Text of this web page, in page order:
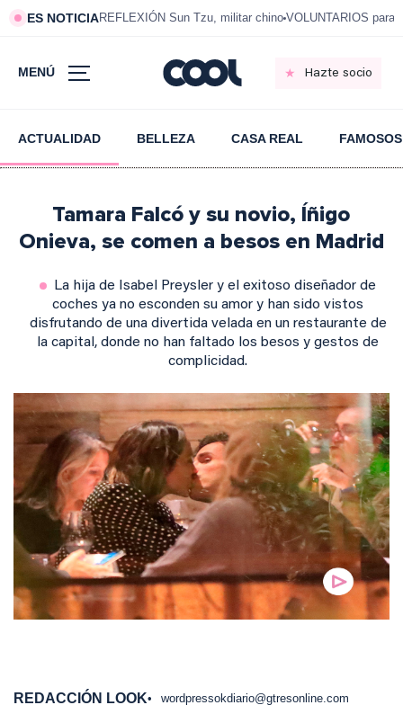
ES NOTICIAREFLEXIÓN Sun Tzu, militar chino VOLUNTARIOS para
MENÚ Hazte socio
ACTUALIDAD BELLEZA CASA REAL FAMOSOS
Tamara Falcó y su novio, Íñigo
Onieva, se comen a besos en Madrid
La hija de Isabel Preysler y el exitoso diseñador de
coches ya no esconden su amor y han sido vistos
disfrutando de una divertida velada en un restaurante de
la capital, donde no han faltado los besos y gestos de
complicidad.
REDACCIÓN LOOK wordpressokdiario@gtresonline.com